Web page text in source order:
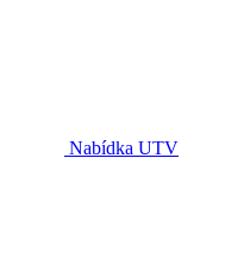
Nabídka UTV